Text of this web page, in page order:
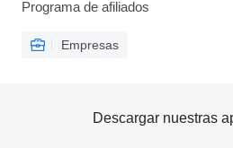
Programa de afiliados
Empresas
Descargar nuestras